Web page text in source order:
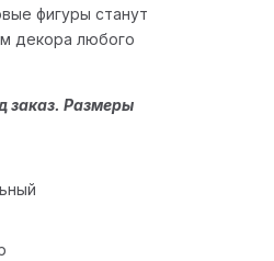
фигуры станут
декора любого
заказ. Размеры